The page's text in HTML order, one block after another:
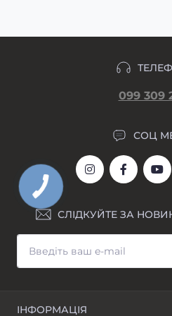
099 309
СОЦ
СЛІДКУЙТЕ ЗА
ІНФОРМАЦІЯ